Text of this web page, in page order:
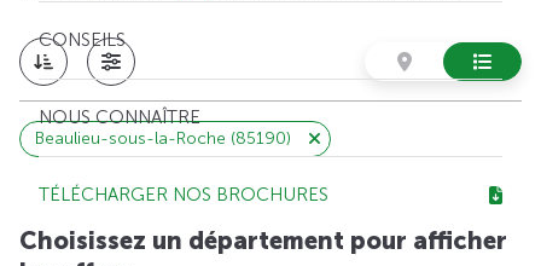
CONSEILS
NOUS CONNAÎTRE
TÉLÉCHARGER NOS BROCHURES
Beaulieu-sous-la-Roche (85190)
Choisissez un département pour afficher